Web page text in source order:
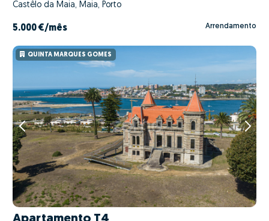
Castêlo da Maia, Maia, Porto
5.000 €/mês Arrendamento
QUINTA MARQUES GOMES